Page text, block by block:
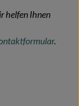
helfen Ihnen
.